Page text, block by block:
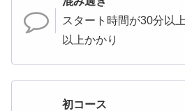
スタート時間が30分以
以上かかり
初コース